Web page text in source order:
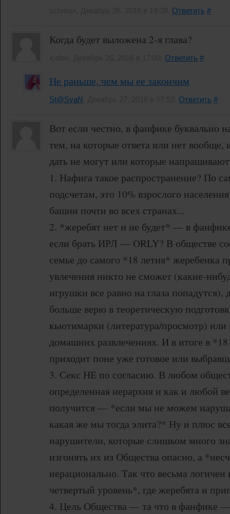
Ответить #
Когда будет выложена 2-я глава?
Ответить #
Не раньше, чем мы ее закончим
St@SyaN Ответить #
Вот если честно, в фанфике буквально
тем, на которые ответа или нет вообще,
дать не могут или которые
1. Нафига такое распространение? По
подсчетам, это 10% взрослого
башни почти во всех странах...
2. *жеребят нет и не будет* — в
если брать ИРЛ — ORLY? В обществе
семье до самого *18 летия* жеребенка
увлечения никто не сможет (какие-
игрушки все равно на глаза попадутся),
больше верю в теоретическую
кьютимарки (литература/просмотр) или
домашних развлечениях. И в итоге в
приходит поне уже готовое или
3. Секс НЕ по согласию. В любом
определенная иерархия и как и любой
получится — *если мы не можем
какая же мы тогда элита?* Ну и плюс
нарушители, которые слишком много
изгонять их из Общества опасно, а
нерационально. Так что весьма
четвертый уровень*, где жеребята и
4. Цель Общества — та что в фанфике